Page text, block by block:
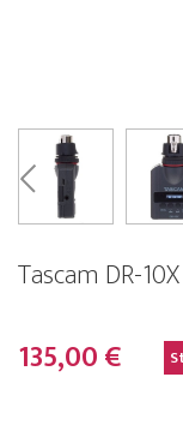
Tascam DR-
135,00 €